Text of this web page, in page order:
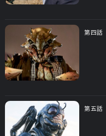
第四話
第五話